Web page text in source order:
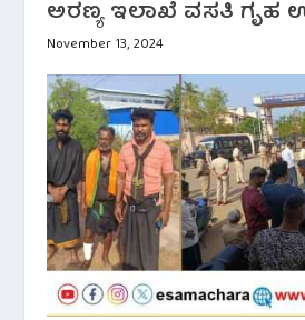
ಅರಣ್ಯ ಇಲಾಖೆ ವಸತಿ ಗೃಹ
November 13, 2024